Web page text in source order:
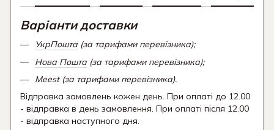
Варіанти доставки
УкрПошта (за тарифами перевізника);
Нова Пошта (за тарифами перевізника);
Meest (за тарифами перевізника).
Відправка замовлень кожен день. При оплаті до 12.00
- відправка в день замовлення. При оплаті після 12.00
- відправка наступного дня.